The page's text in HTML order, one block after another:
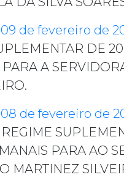
de fevereiro de
DE
A
de fevereiro de
PARA AO
MARTINEZ